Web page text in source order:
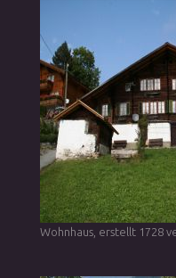
Wohnhaus, erstellt 1728